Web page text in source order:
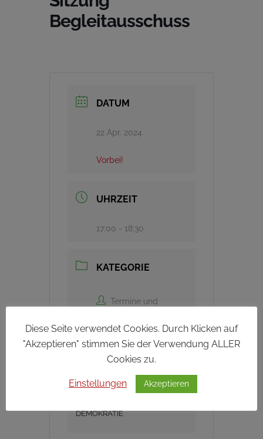
Begleitausschuss
DATUM
22 Apr. 2024
Vorbei!
UHRZEIT
17:00 - 18:30
KATEGORIE
Termine und
VERANSTALTER
PARTNERSCHAFT FÜR
DEMOKRATIE
Diese Seite verwendet Cookies. Durch Klicken auf
"Akzeptieren" stimmen Sie der Verwendung ALLER
Cookies zu.
Einstellungen Akzeptieren